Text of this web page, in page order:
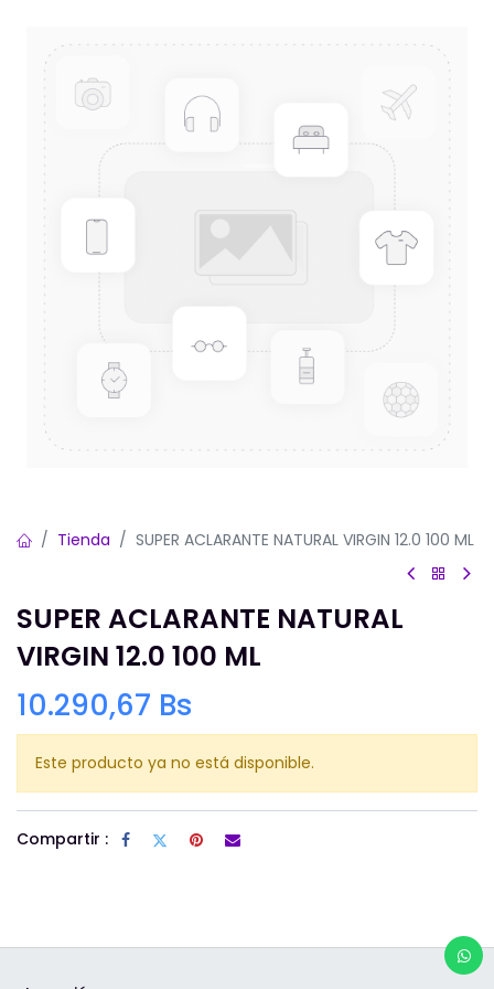
Tienda SUPER ACLARANTE NATURAL VIRGIN 12.0 100 ML
SUPER ACLARANTE NATURAL
VIRGIN 12.0 100 ML
10.290,67 Bs
Este producto ya no está disponible.
Compartir :